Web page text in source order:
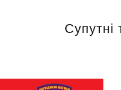
Супутні